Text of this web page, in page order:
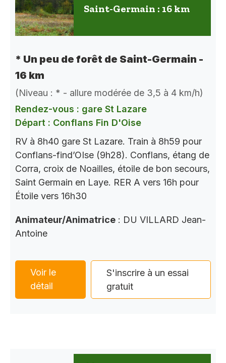
Saint-Germain : 16 km
* Un peu de forêt de Saint-Germain -
16 km
(Niveau : * - allure modérée de 3,5 à 4 km/h)
Rendez-vous : gare St Lazare
Départ : Conflans Fin D'Oise
RV à 8h40 gare St Lazare. Train à 8h59 pour
Conflans-find’OIse (9h28). Conflans, étang de
Corra, croix de Noailles, étoile de bon secours,
Saint Germain en Laye. RER A vers 16h pour
Étoile vers 16h30
Animateur/Animatrice : DU VILLARD Jean-
Antoine
Voir le
détail
S'inscrire à un essai
gratuit